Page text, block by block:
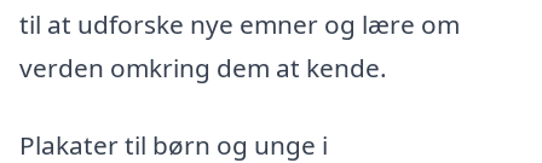
til at udforske nye emner og lære om
verden omkring dem at kende.
Plakater til børn og unge i